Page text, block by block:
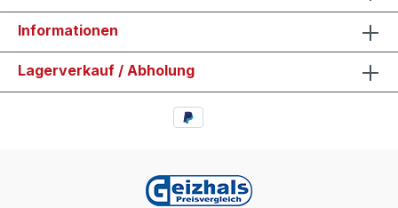
Informationen
Lagerverkauf / Abholung